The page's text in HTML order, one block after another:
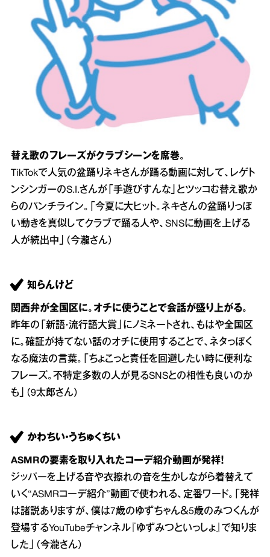
替え歌のフレーズがクラブシーンを席巻。
TikTokで人気の盆踊りネキさんが踊る動画に対して、レゲト
ンシンガーのS.I.さんが「手遊びすんな」とツッコむ替え歌か
らのパンチライン。「今夏に大ヒット。ネキさんの盆踊りっぽ
い動きを真似してクラブで踊る人や、SNSに動画を上げる
人が続出中」（今瀧さん）
知らんけど
関西弁が全国区に。オチに使うことで会話が盛り上がる。
昨年の「新語・流行語大賞」にノミネートされ、もはや全国区
に。確証が持てない話のオチに使用することで、ネタっぽく
なる魔法の言葉。「ちょこっと責任を回避したい時に便利な
フレーズ。不特定多数の人が見るSNSとの相性も良いのか
も」（9太郎さん）
かわちい・うちゅくちい
ASMRの要素を取り入れたコーデ紹介動画が発祥！
ジッパーを上げる音や衣擦れの音を生かしながら着替えて
いく“ASMRコーデ紹介”動画で使われる、定番ワード。「発祥
は諸説ありますが、僕は7歳のゆずちゃん＆5歳のみつくんが
登場するYouTubeチャンネル『ゆずみつといっしょ』で知りま
した」（今瀧さん）